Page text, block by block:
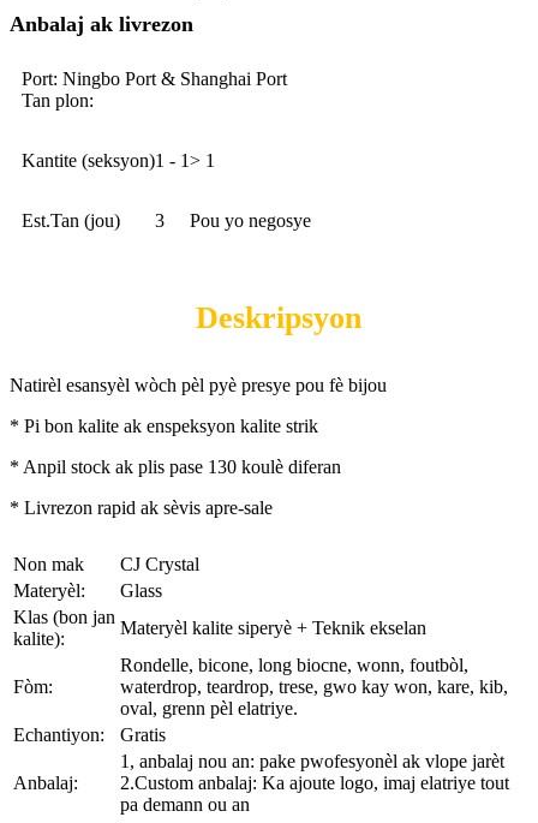
Anbalaj ak livrezon
Port: Ningbo Port & Shanghai Port
Tan plon:
Kantite (seksyon)1 - 1> 1
Est.Tan (jou) 3 Pou yo negosye
Deskripsyon
Natirèl esansyèl wòch pèl pyè presye pou fè bijou
* Pi bon kalite ak enspeksyon kalite strik
* Anpil stock ak plis pase 130 koulè diferan
* Livrezon rapid ak sèvis apre-sale
Non mak
CJ Crystal
Materyèl:
Glass
Klas (bon jan
kalite):
Materyèl kalite siperyè + Teknik ekselan
Fòm:
Rondelle, bicone, long biocne, wonn, foutbòl,
waterdrop, teardrop, trese, gwo kay won, kare, kib,
oval, grenn pèl elatriye.
Echantiyon:
Gratis
Anbalaj:
1, anbalaj nou an: pake pwofesyonèl ak vlope jarèt
2.Custom anbalaj: Ka ajoute logo, imaj elatriye tout
pa demann ou an